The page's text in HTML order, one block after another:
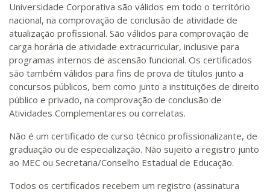
Universidade Corporativa são válidos em todo o território
nacional, na comprovação de conclusão de atividade de
atualização profissional. São válidos para comprovação de
carga horária de atividade extracurricular, inclusive para
programas internos de ascensão funcional. Os certificados
são também válidos para fins de prova de títulos junto a
concursos públicos, bem como junto a instituições de direito
público e privado, na comprovação de conclusão de
Atividades Complementares ou correlatas.
Não é um certificado de curso técnico profissionalizante, de
graduação ou de especialização. Não sujeito a registro junto
ao MEC ou Secretaria/Conselho Estadual de Educação.
Todos os certificados recebem um registro (assinatura